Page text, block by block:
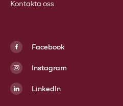
Kontakta oss
Facebook
Instagram
LinkedIn